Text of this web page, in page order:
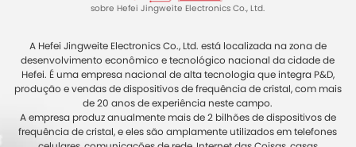
sobre Hefei Jingweite Electronics Co., Ltd.
A Hefei Jingweite Electronics Co., Ltd. está localizada na zona de
desenvolvimento econômico e tecnológico nacional da cidade de
Hefei. É uma empresa nacional de alta tecnologia que integra P&D,
produção e vendas de dispositivos de frequência de cristal, com mais
de 20 anos de experiência neste campo.
A empresa produz anualmente mais de 2 bilhões de dispositivos de
frequência de cristal, e eles são amplamente utilizados em telefones